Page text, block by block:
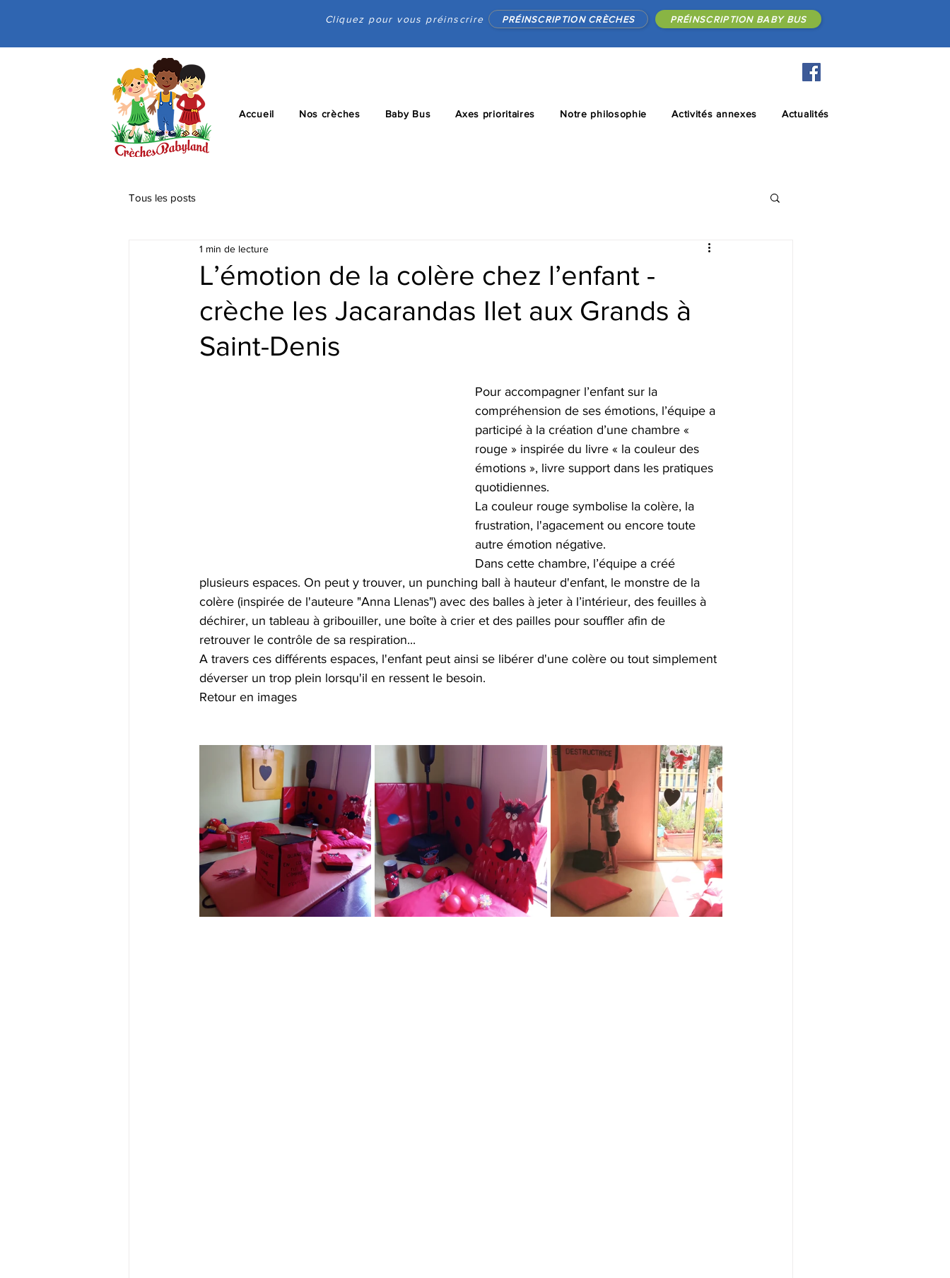
Cliquez pour vous préinscrire PRÉINSCRIPTION CRÈCHES PRÉINSCRIPTION BABY BUS
Accueil Nos crèches Baby Bus Axes prioritaires Notre philosophie Activités annexes Actualités
Tous les posts
L’émotion de la colère chez l’enfant -
crèche les Jacarandas Ilet aux Grands à
Saint-Denis
1 min de lecture
Pour accompagner l’enfant sur la
compréhension de ses émotions, l’équipe a
participé à la création d’une chambre «
rouge » inspirée du livre « la couleur des
émotions », livre support dans les pratiques
quotidiennes.
La couleur rouge symbolise la colère, la
frustration, l'agacement ou encore toute
autre émotion négative.
Dans cette chambre, l’équipe a créé
plusieurs espaces. On peut y trouver, un punching ball à hauteur d'enfant, le monstre de la
colère (inspirée de l'auteure "Anna Llenas") avec des balles à jeter à l’intérieur, des feuilles à
déchirer, un tableau à gribouiller, une boîte à crier et des pailles pour souffler afin de
retrouver le contrôle de sa respiration...
A travers ces différents espaces, l'enfant peut ainsi se libérer d'une colère ou tout simplement
déverser un trop plein lorsqu'il en ressent le besoin.
Retour en images